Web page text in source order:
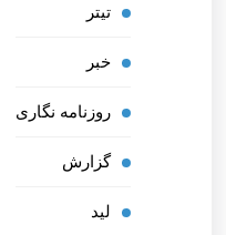
تیتر
خبر
روزنامه نگاری
گزارش
لید